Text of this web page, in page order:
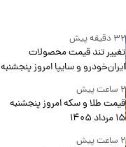
۳۲ دقیقه پیش
تغییر تند قیمت محصولات
ایران‌خودرو و سایپا امروز پنجشنبه
۲ ساعت پیش
قیمت طلا و سکه امروز پنجشنبه
۱۵ مرداد ۱۴۰۵
۲ ساعت پیش